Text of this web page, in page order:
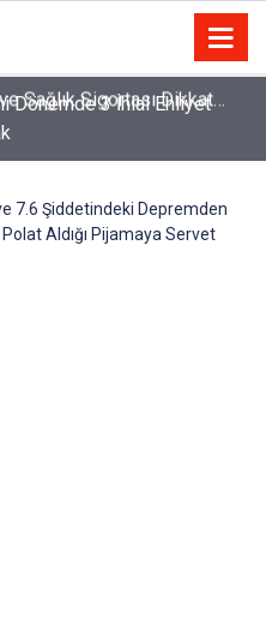
Dönemde 3 İhlal Ehliyet
7.6 Şiddetindeki Depremden
Aldığı Pijamaya Servet